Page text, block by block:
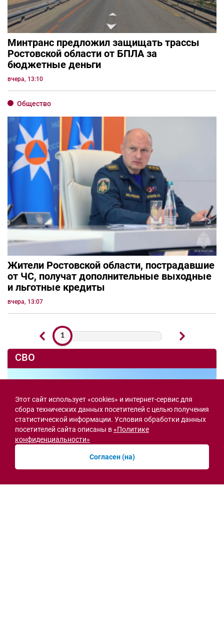
Минтранс предложил защищать трассы
Ростовской области от БПЛА за
бюджетные деньги
вчера, 13:10
Общество
Жители Ростовской области, пострадавшие
от ЧС, получат дополнительные выходные
и льготные кредиты
вчера, 13:07
1
СВО
Этот сайт использует «cookies» и интернет-сервис для
сбора технических данных посетителей с целью получения
статистической информации. Условия обработки данных
посетителей сайта описаны в«Политике
конфиденциальности»
Согласен (на)